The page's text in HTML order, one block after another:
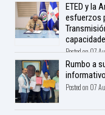
ETED y la
esfuerzos
Posted on 07
Rumbo a
Posted on 07